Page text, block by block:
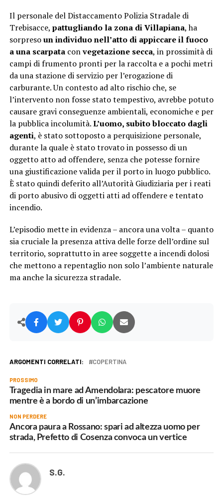
Il personale del Distaccamento Polizia Stradale di
Trebisacce, pattugliando la zona di Villapiana, ha
sorpresoun individuo nell’atto di appiccare il fuoco
a una scarpataconvegetazione secca, in prossimità di
campi di frumento pronti per la raccolta e a pochi metri
da una stazione di servizio per l’erogazione di
carburante. Un contesto ad alto rischio che, se
l’intervento non fosse stato tempestivo, avrebbe potuto
causare gravi conseguenze ambientali, economiche e per
la pubblica incolumità.L’uomo, subito bloccato dagli
agenti, è stato sottoposto a perquisizione personale,
durante la quale è stato trovato in possesso di un
oggetto atto ad offendere, senza che potesse fornire
una giustificazione valida per il porto in luogo pubblico.
È stato quindi deferito all’Autorità Giudiziaria per i reati
di porto abusivo di oggetti atti ad offendere e tentato
incendio.
L’episodio mette in evidenza – ancora una volta – quanto
sia cruciale la presenza attiva delle forze dell’ordine sul
territorio, soprattutto in aree soggette a incendi dolosi
che mettono a repentaglio non solo l’ambiente naturale
ma anche la sicurezza stradale.
ARGOMENTI CORRELATI: COPERTINA
PROSSIMO
Tragedia in mare ad Amendolara: pescatore muore
mentre è a bordo di un’imbarcazione
NON PERDERE
Ancora paura a Rossano: spari ad altezza uomo per
strada, Prefetto di Cosenza convoca un vertice
S.G.